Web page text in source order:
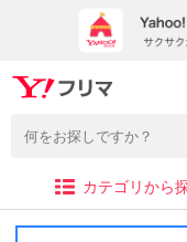
カテゴリから